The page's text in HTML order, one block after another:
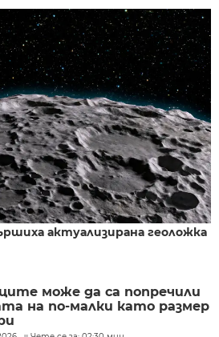
актуализирана геоложка
може да са попречили
на по-малки като размер